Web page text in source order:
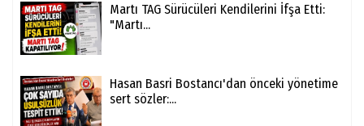
Martı TAG Sürücüleri Kendilerini İfşa Etti:
"Martı...
Hasan Basri Bostancı'dan önceki yönetime
sert sözler:...